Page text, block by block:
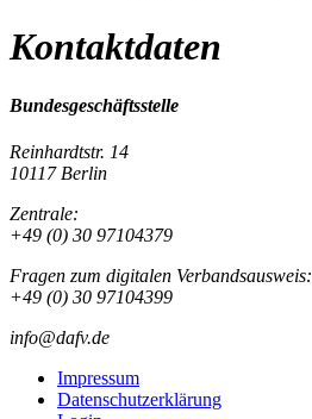
Kontaktdaten
Bundesgeschäftsstelle
Reinhardtstr. 14
10117 Berlin
Zentrale:
+49 (0) 30 97104379
Fragen zum digitalen Verbandsausweis:
+49 (0) 30 97104399
info@dafv.de
Impressum
Datenschutzerklärung